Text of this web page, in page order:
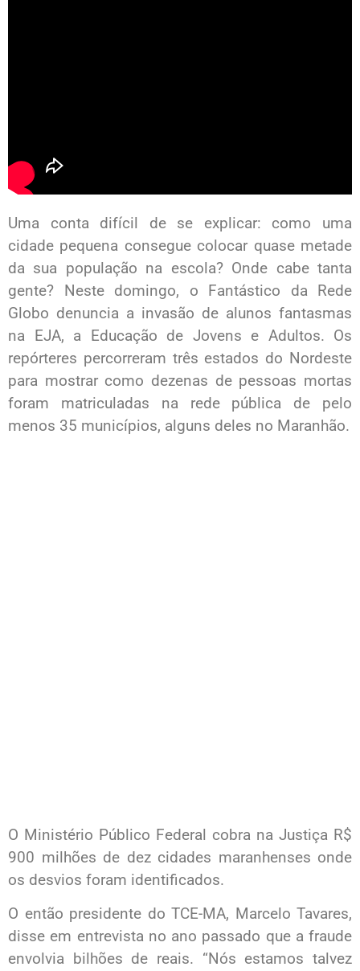
Uma conta difícil de se explicar: como uma
cidade pequena consegue colocar quase metade
da sua população na escola? Onde cabe tanta
gente? Neste domingo, o Fantástico da Rede
Globo denuncia a invasão de alunos fantasmas
na EJA, a Educação de Jovens e Adultos. Os
repórteres percorreram três estados do Nordeste
para mostrar como dezenas de pessoas mortas
foram matriculadas na rede pública de pelo
menos 35 municípios, alguns deles no Maranhão.
O Ministério Público Federal cobra na Justiça R$
900 milhões de dez cidades maranhenses onde
os desvios foram identificados.
O então presidente do TCE-MA, Marcelo Tavares,
disse em entrevista no ano passado que a fraude
envolvia bilhões de reais. “Nós estamos talvez